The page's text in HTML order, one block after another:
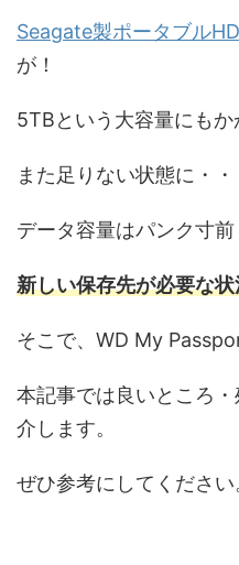
Seagate製ポータブル
が！
5TBという大容量にもか
また足りない状態に・・
データ容量はパンク寸前
新しい保存先が必要な
そこで、WD My
本記事では良いところ
介します。
ぜひ参考にしてください